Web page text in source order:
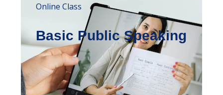
Online Class
Basic Public Speaking